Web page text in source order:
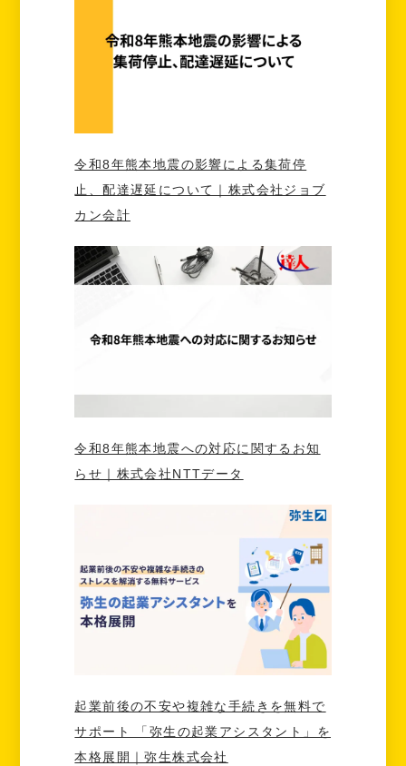
令和8年熊本地震の影響による集荷停
止、配達遅延について｜株式会社ジョブ
カン会計
令和8年熊本地震への対応に関するお知
らせ｜株式会社NTTデータ
起業前後の不安や複雑な手続きを無料で
サポート 「弥生の起業アシスタント」を
本格展開｜弥生株式会社